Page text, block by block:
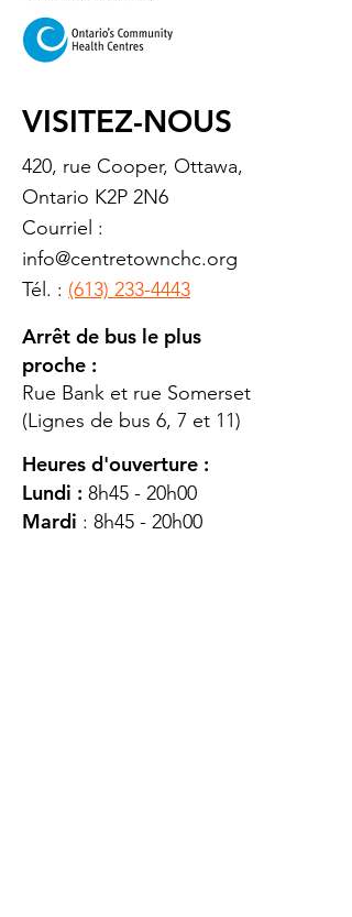
VISITEZ-NOUS
420, rue Cooper, Ottawa,
Ontario K2P 2N6
Courriel :
info@centretownchc.org
Tél. : (613) 233-4443
Arrêt de bus le plus
proche :
Rue Bank et rue Somerset
(Lignes de bus 6, 7 et 11)
Heures d'ouverture :
Lundi : 8h45 - 20h00
Mardi : 8h45 - 20h00